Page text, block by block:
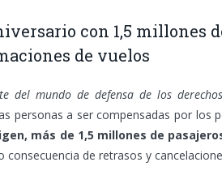
con 1,5 millones
de vuelos
del mundo de defensa de los
personas a ser compensadas por los
más de 1,5 millones de
consecuencia de retrasos y